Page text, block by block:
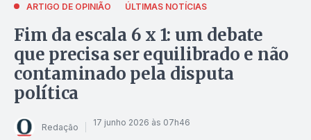
ARTIGO DE OPINIÃO ÚLTIMAS NOTÍCIAS
Fim da escala 6 x 1: um debate
que precisa ser equilibrado e não
contaminado pela disputa
política
Redação 17 junho 2026 às 07h46